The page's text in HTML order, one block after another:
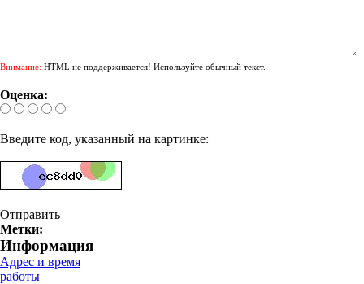
Внимание: HTML не поддерживается! Используйте обычный текст.
Оценка:
Введите код, указанный на картинке:
Отправить
Метки:
Информация
Адрес и время
работы